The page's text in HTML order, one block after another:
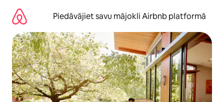
saturu
Piedāvājiet savu mājokli Airbnb platformā